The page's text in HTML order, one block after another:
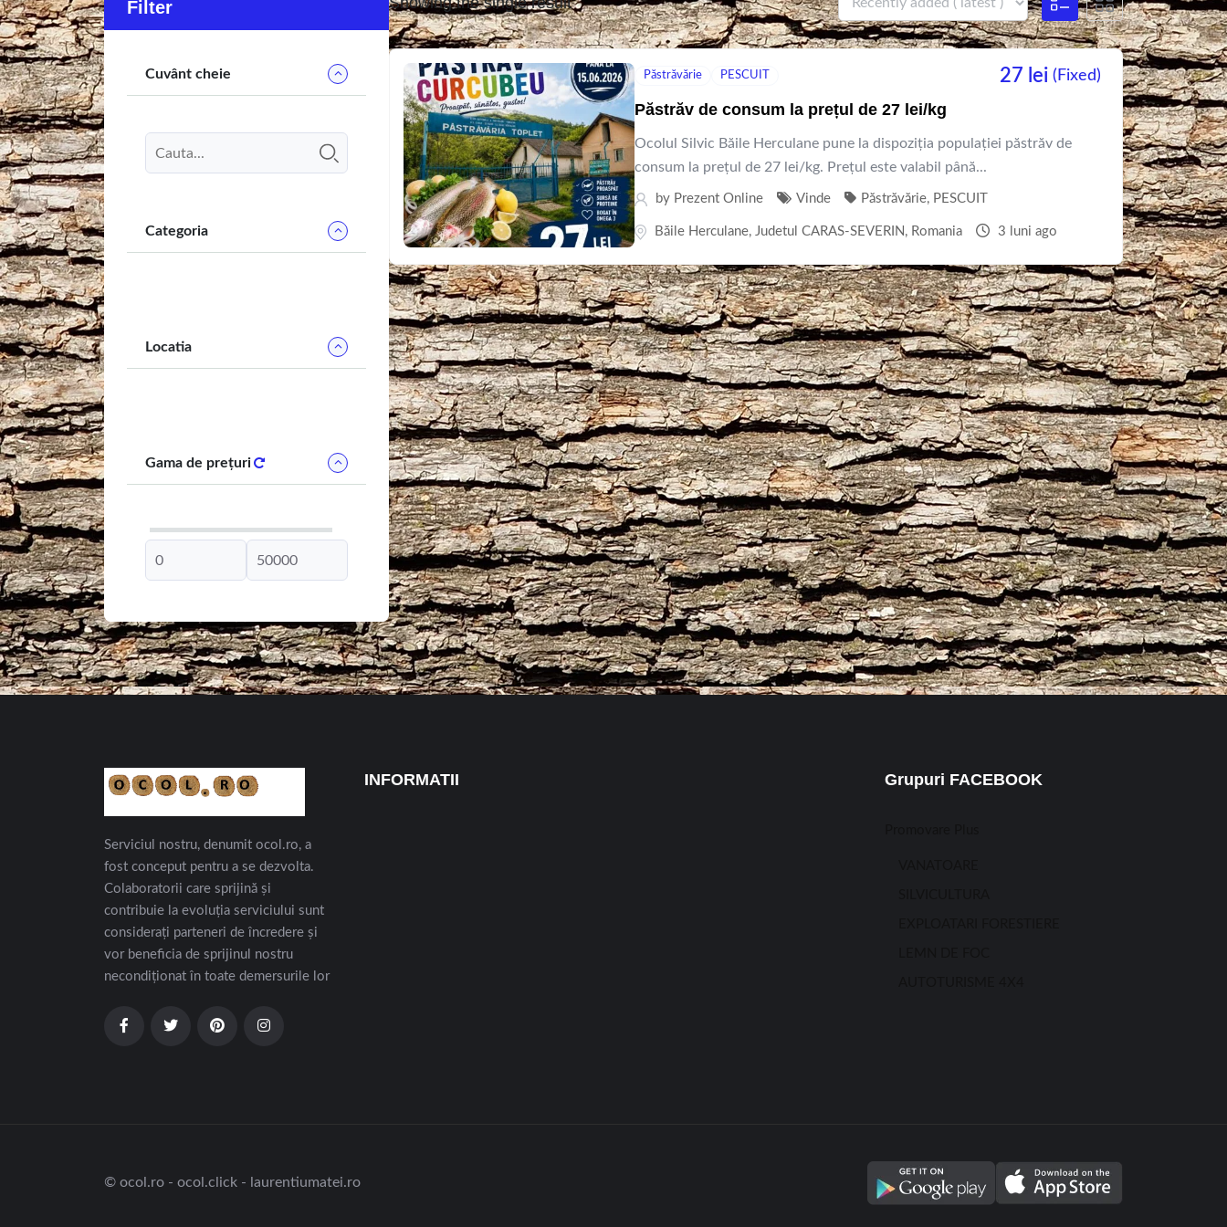
Păstrăvărie PESCUIT 27 lei (Fixed)
Păstrăv de consum la prețul de 27 lei/kg
Ocolul Silvic Băile Herculane pune la dispoziția populației păstrăv de
consum la prețul de 27 lei/kg. Prețul este valabil până...
by Prezent Online Vinde Păstrăvărie, PESCUIT
Băile Herculane, Judetul CARAS-SEVERIN , Romania 3 luni ago
Filter
Cuvânt cheie
Categoria
Locatia
Gama de prețuri
Serviciul nostru, denumit ocol.ro, a
fost conceput pentru a se dezvolta.
Colaboratorii care sprijină și
contribuie la evoluția serviciului sunt
considerați parteneri de încredere și
vor beneficia de sprijinul nostru
necondiționat în toate demersurile lor
INFORMATII Grupuri FACEBOOK
© ocol.ro - ocol.click - laurentiumatei.ro